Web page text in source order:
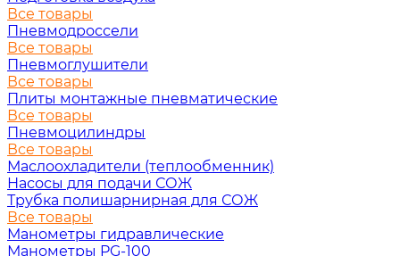
Все товары
Пневмодроссели
Все товары
Пневмоглушители
Все товары
Плиты монтажные пневматические
Все товары
Пневмоцилиндры
Все товары
Маслоохладители (теплообменник)
Насосы для подачи СОЖ
Трубка полишарнирная для СОЖ
Все товары
Манометры гидравлические
Манометры PG-100